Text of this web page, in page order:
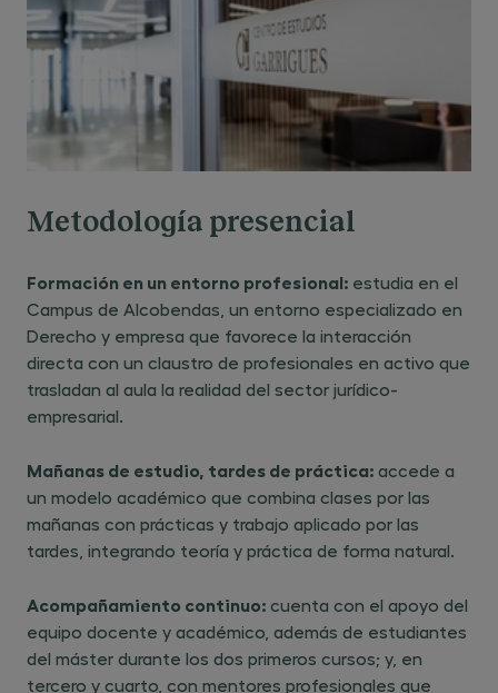
instituciones y dinámicas del derecho
mercantil, societario y de la contratación
empresarial, atendiendo a la actividad
económica y al tráfico jurídico. TIPO:
Conocimientos o contenidos.
CON07 - Describir el sistema de
colectivas, así como los principios del
Social en el ordenamiento español. TIPO:
Conocimientos o contenidos.
CON08 - Explicar los principios generales
del derecho tributario y la estructura del
sistema impositivo español, atendiendo a
su función financiera y redistributiva. TIPO:
CON09 - Reconocer la estructura,
fuentes y mecanismos de aplicación del
derecho internacional público, del derecho
de la Unión Europea y del derecho
transnacionales. TIPO: Conocimientos o
contenidos.
CON10 - Identificar el marco jurídico
Metodología presencial
Formación en un entorno profesional: estudia en el
Campus de Alcobendas, un entorno especializado en
Derecho y empresa que favorece la interacción
directa con un claustro de profesionales en activo que
trasladan al aula la realidad del sector jurídico-
empresarial.
Mañanas de estudio, tardes de práctica: accede a
un modelo académico que combina clases por las
mañanas con prácticas y trabajo aplicado por las
tardes, integrando teoría y práctica de forma natural.
Acompañamiento continuo: cuenta con el apoyo del
equipo docente y académico, además de estudiantes
del máster durante los dos primeros cursos; y, en
tercero y cuarto, con mentores profesionales que